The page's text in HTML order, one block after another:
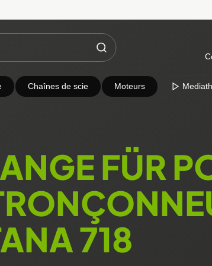
Chaînes de scie Moteurs
FÜR
718